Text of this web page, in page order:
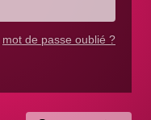
mot de passe oublié ?